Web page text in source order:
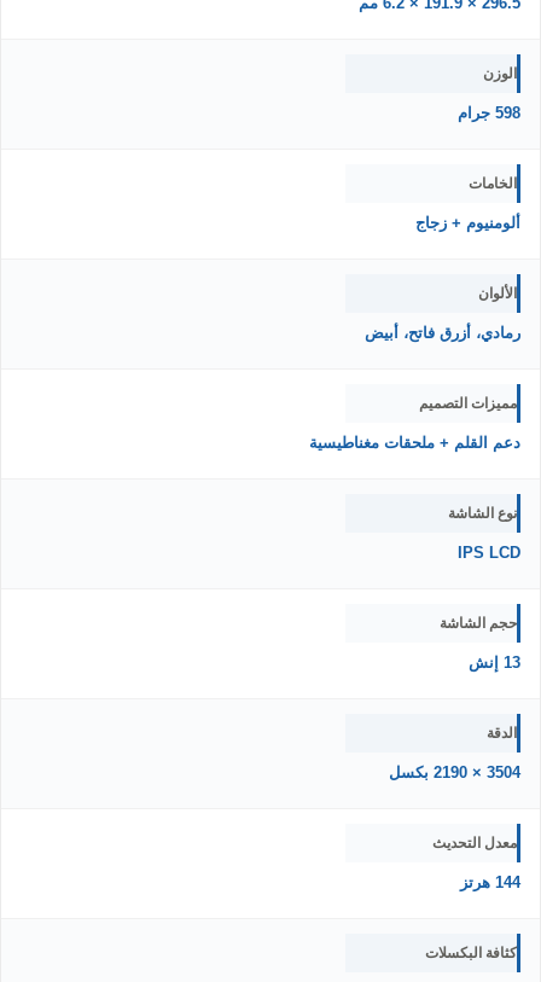
الوزن
598 جرام
الخامات
ألومنيوم + زجاج
الألوان
رمادي، أزرق فاتح، أبيض
مميزات التصميم
دعم القلم + ملحقات مغناطيسية
نوع الشاشة
IPS LCD
حجم الشاشة
13 إنش
الدقة
3504 × 2190 بكسل
معدل التحديث
144 هرتز
كثافة البكسلات